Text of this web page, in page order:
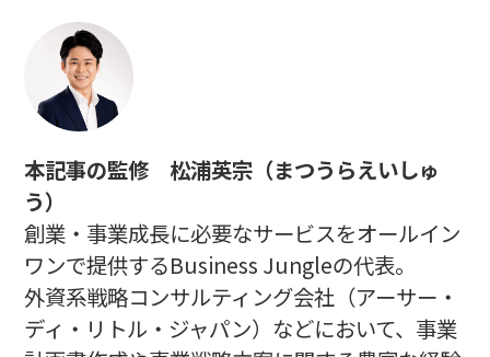
本記事の監修 松浦英宗（まつうらえいしゅ
う）
創業・事業成長に必要なサービスをオールイン
ワンで提供するBusiness Jungleの代表。
外資系戦略コンサルティング会社（アーサー・
ディ・リトル・ジャパン）などにおいて、事業